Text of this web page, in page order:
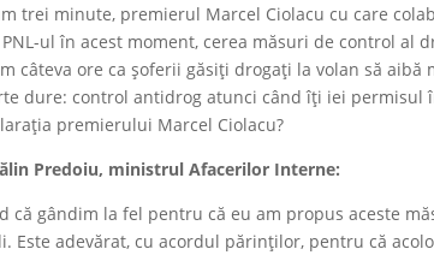
trei minute, premierul Marcel Ciolacu cu care
ul în acest moment, cerea măsuri de control al
câteva ore ca șoferii găsiți drogați la volan să
dure: control antidrog atunci când îți iei permisul
premierului Marcel Ciolacu?
Predoiu, ministrul Afacerilor Interne:
că gândim la fel pentru că eu am propus aceste
Este adevărat, cu acordul părinților, pentru că